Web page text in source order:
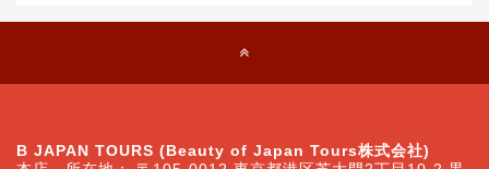
B JAPAN TOURS (Beauty of Japan Tours株式会社)